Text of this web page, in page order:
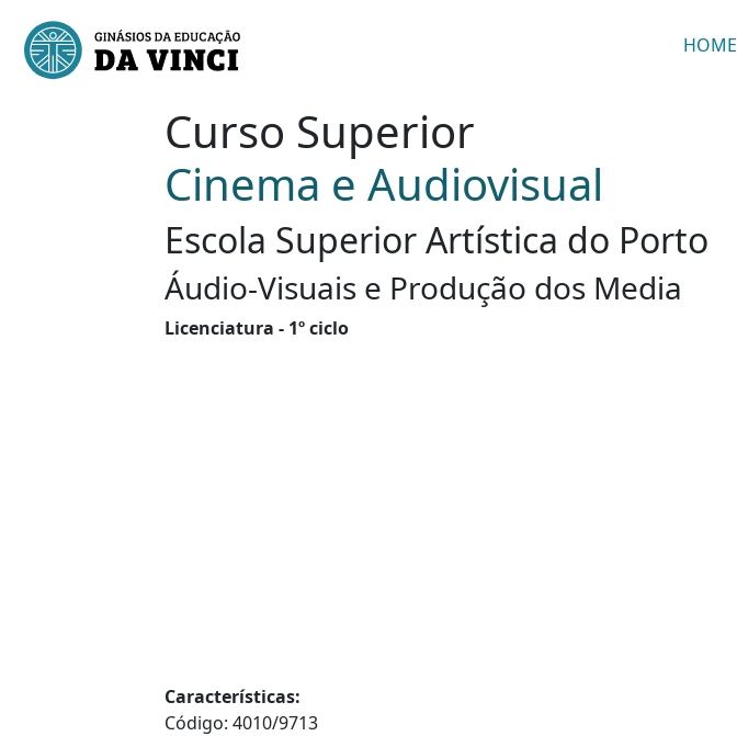
HOME
Curso Superior
Cinema e Audiovisual
Escola Superior Artística do Porto
Áudio-Visuais e Produção dos Media
Licenciatura - 1º ciclo
Características:
Código: 4010/9713